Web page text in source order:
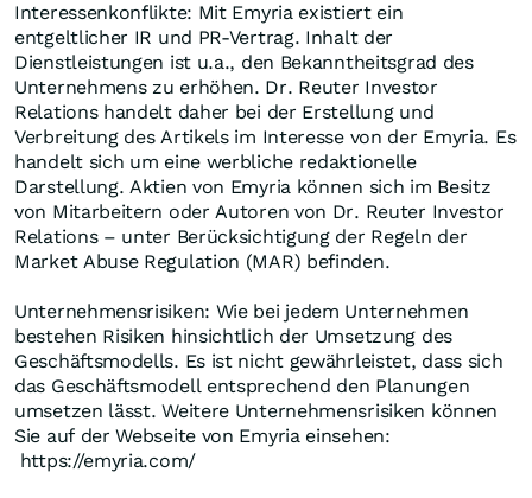
Interessenkonflikte: Mit Emyria existiert ein
entgeltlicher IR und PR-Vertrag. Inhalt der
Dienstleistungen ist u.a., den Bekanntheitsgrad des
Unternehmens zu erhöhen. Dr. Reuter Investor
Relations handelt daher bei der Erstellung und
Verbreitung des Artikels im Interesse von der Emyria. Es
handelt sich um eine werbliche redaktionelle
Darstellung. Aktien von Emyria können sich im Besitz
von Mitarbeitern oder Autoren von Dr. Reuter Investor
Relations – unter Berücksichtigung der Regeln der
Market Abuse Regulation (MAR) befinden.
Unternehmensrisiken: Wie bei jedem Unternehmen
bestehen Risiken hinsichtlich der Umsetzung des
Geschäftsmodells. Es ist nicht gewährleistet, dass sich
das Geschäftsmodell entsprechend den Planungen
umsetzen lässt. Weitere Unternehmensrisiken können
Sie auf der Webseite von Emyria einsehen:
https://emyria.com/